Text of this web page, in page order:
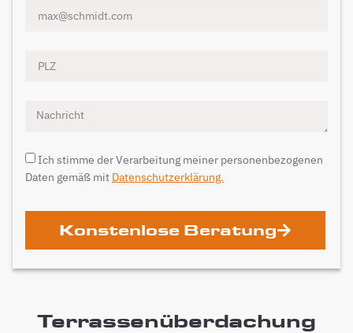
Ich stimme der Verarbeitung meiner personenbezogenen
Daten gemäß mit Datenschutzerklärung.
Konstenlose Beratung
Terrassenüberdachung